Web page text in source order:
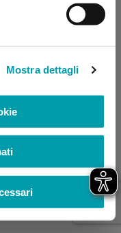
Mostra dettagli